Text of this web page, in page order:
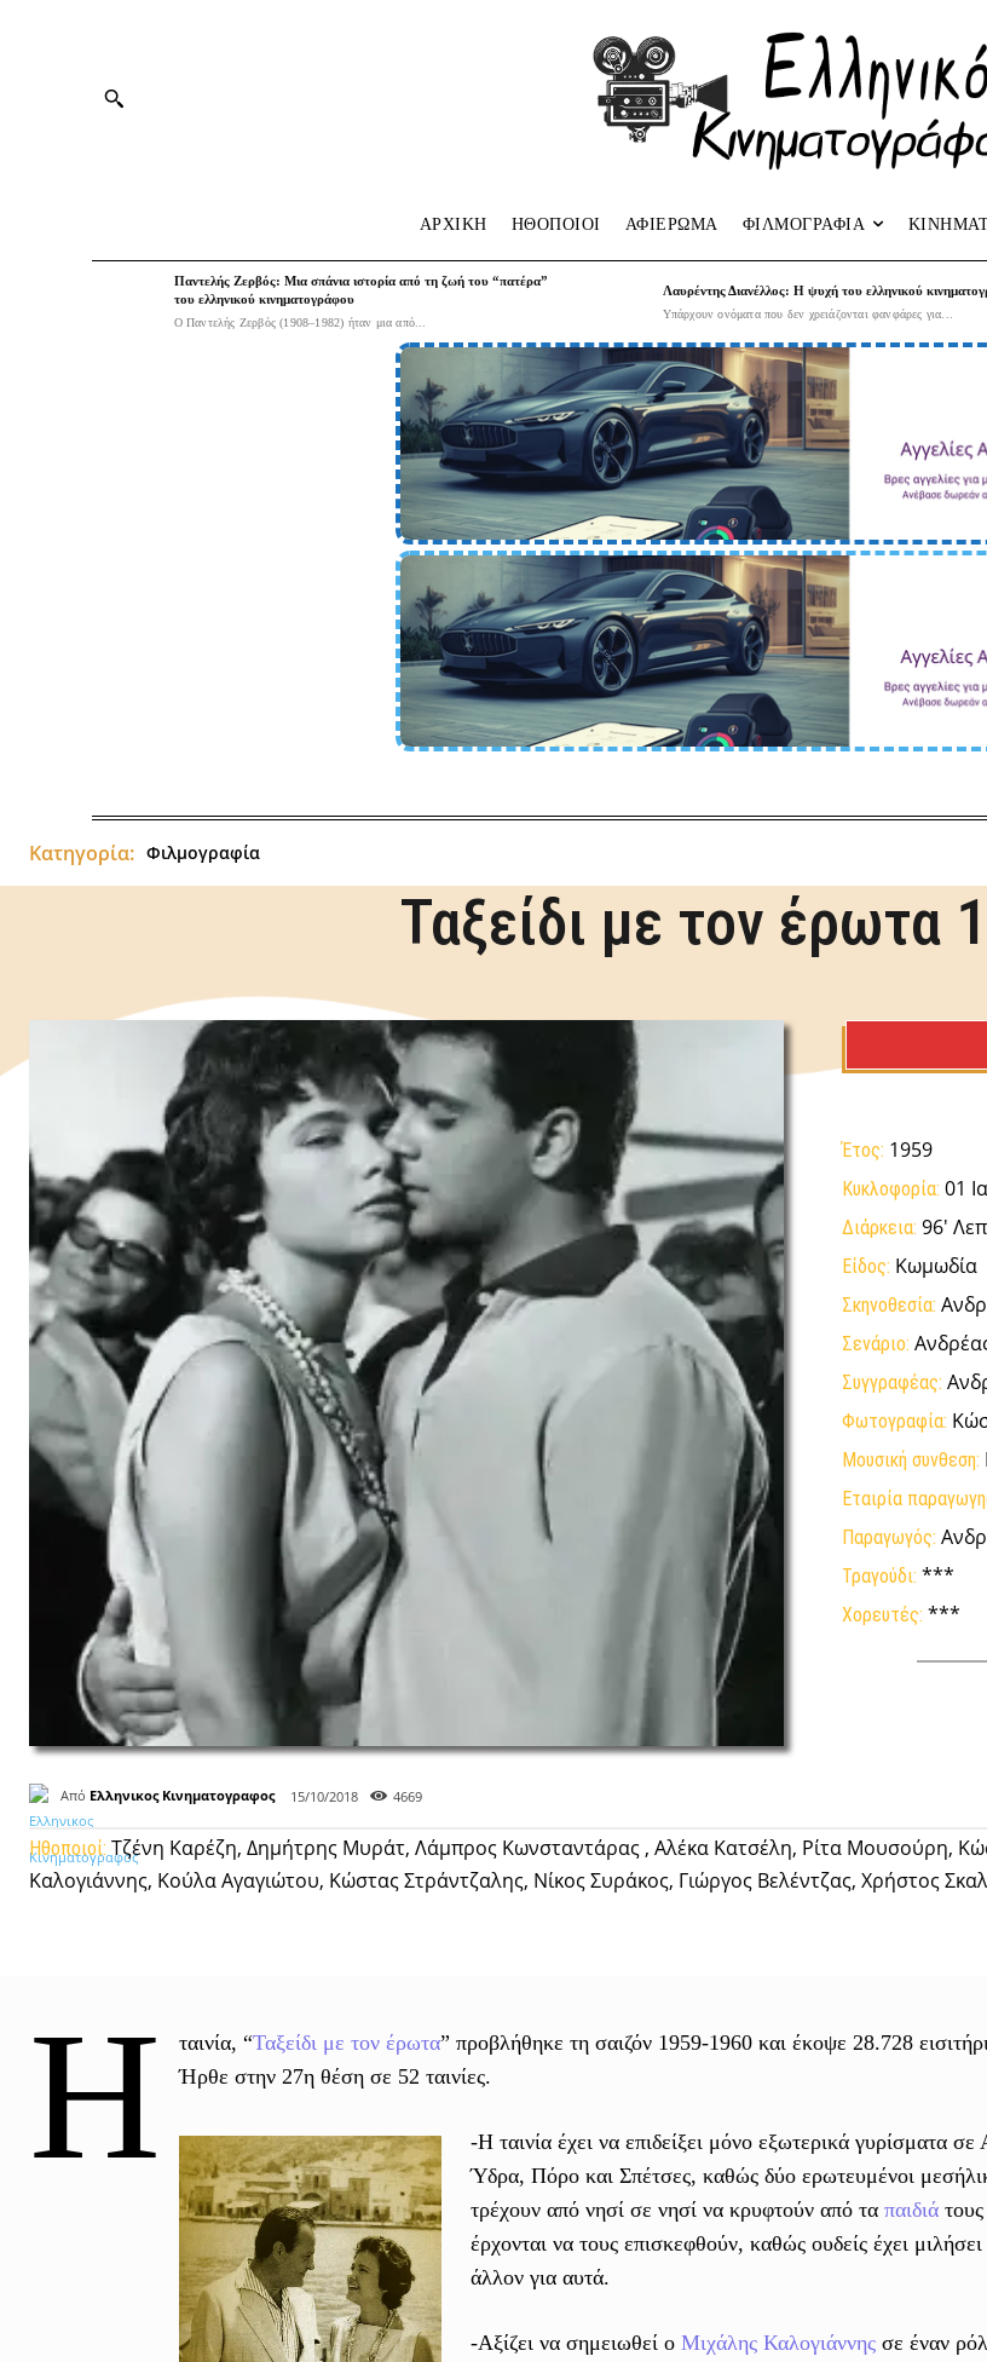
ΑΡΧΙΚΗ HΘΟΠΟΙΟΙ ΑΦΙΕΡΩΜΑ ΦΙΛΜΟΓΡΑΦΙΑ
Παντελής Ζερβός: Μια σπάνια ιστορία από τη ζωή του “πατέρα”
του ελληνικού κινηματογράφου
Ο Παντελής Ζερβός (1908–1982) ήταν μια από...
Λαυρέντης Διανέλλος: Η ψυχή του ελληνικού
Υπάρχουν ονόματα που δεν χρειάζονται φανφάρες για...
Κατηγορία: Φιλμογραφία
Ταξείδι με τον έρωτα
Από Ελληνικος Κινηματογραφος 15/10/2018 4669
Έτος: 1959
Κυκλοφορία: 01
Διάρκεια: 96'
Είδος: Κωμωδία
Σκηνοθεσία:
Σενάριο:
Συγγραφέας:
Φωτογραφία:
Μουσική συνθεση:
Εταιρία
Παραγωγός:
Τραγούδι: ***
Χορευτές: ***
Ηθοποιοί: Τζένη Καρέζη, Δημήτρης Μυράτ, Λάμπρος Κωνσταντάρας , Αλέκα Κατσέλη, Ρίτα Μουσούρη,
Καλογιάννης, Κούλα Αγαγιώτου, Κώστας Στράντζαλης, Νίκος Συράκος, Γιώργος Βελέντζας, Χρήστος
Η ταινία, “Ταξείδι με τον έρωτα” προβλήθηκε τη σαιζόν 1959-1960 και έκοψε 28.728
Ήρθε στην 27η θέση σε 52 ταινίες.
-Η ταινία έχει να επιδείξει μόνο εξωτερικά γυρίσματα σε
Ύδρα, Πόρο και Σπέτσες, καθώς δύο ερωτευμένοι
τρέχουν από νησί σε νησί να κρυφτούν από ταπαιδιά
έρχονται να τους επισκεφθούν, καθώς ουδείς έχει
άλλον για αυτά.
-Αξίζει να σημειωθεί οΜιχάλης Καλογιάννης σε έναν